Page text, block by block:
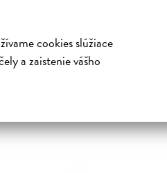
cookies slúžiace
a zaistenie vášho